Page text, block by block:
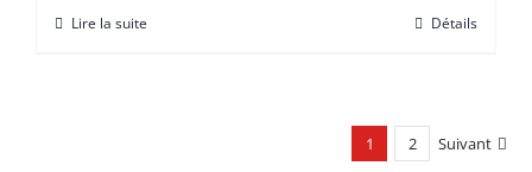
Lire la suite Détails
1 2 Suivant